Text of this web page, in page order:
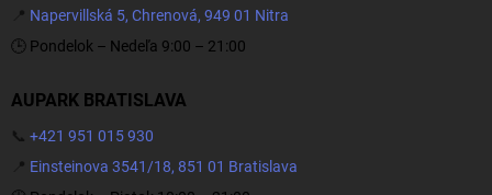
📍 Napervillská 5, Chrenová, 949 01 Nitra
🕒 Pondelok – Nedeľa 9:00 – 21:00
AUPARK BRATISLAVA
📞 +421 951 015 930
📍 Einsteinova 3541/18, 851 01 Bratislava